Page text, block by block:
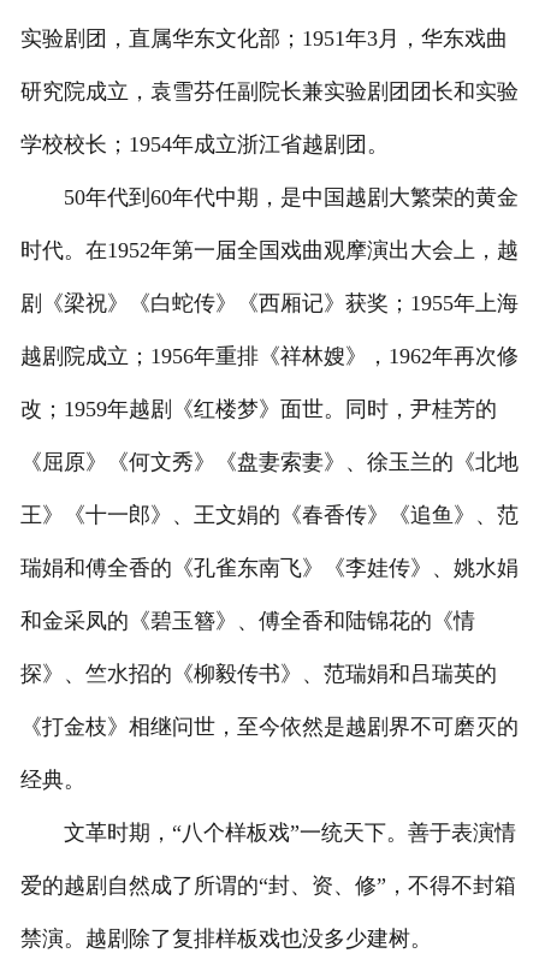
实验剧团，直属华东文化部；1951年3月，华东戏曲
研究院成立，袁雪芬任副院长兼实验剧团团长和实验
学校校长；1954年成立浙江省越剧团。
50年代到60年代中期，是中国越剧大繁荣的黄金
时代。在1952年第一届全国戏曲观摩演出大会上，越
剧《梁祝》《白蛇传》《西厢记》获奖；1955年上海
越剧院成立；1956年重排《祥林嫂》，1962年再次修
改；1959年越剧《红楼梦》面世。同时，尹桂芳的
《屈原》《何文秀》《盘妻索妻》、徐玉兰的《北地
王》《十一郎》、王文娟的《春香传》《追鱼》、范
瑞娟和傅全香的《孔雀东南飞》《李娃传》、姚水娟
和金采凤的《碧玉簪》、傅全香和陆锦花的《情
探》、竺水招的《柳毅传书》、范瑞娟和吕瑞英的
《打金枝》相继问世，至今依然是越剧界不可磨灭的
经典。
文革时期，“八个样板戏”一统天下。善于表演情
爱的越剧自然成了所谓的“封、资、修”，不得不封箱
禁演。越剧除了复排样板戏也没多少建树。